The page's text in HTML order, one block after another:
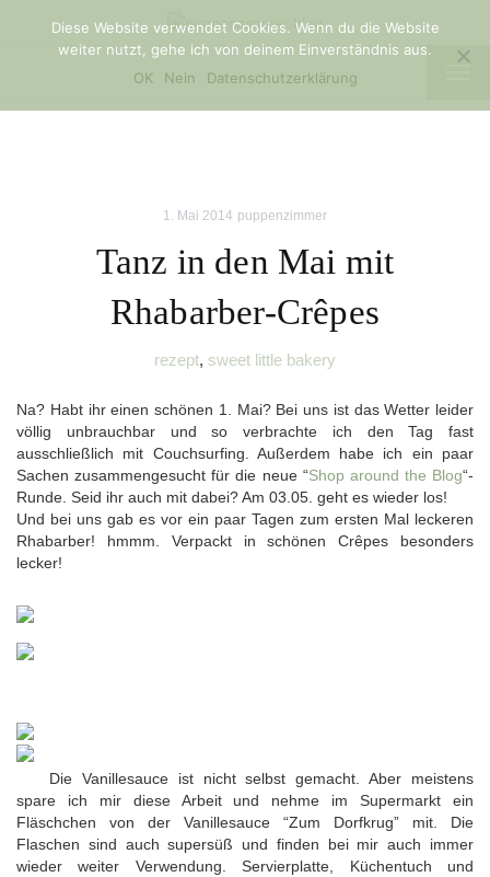
1. Mai 2014 puppenzimmer
Tanz in den Mai mit
Rhabarber-Crêpes
rezept, sweet little bakery
Na? Habt ihr einen schönen 1. Mai? Bei uns ist das Wetter leider
völlig unbrauchbar und so verbrachte ich den Tag fast
ausschließlich mit Couchsurfing. Außerdem habe ich ein paar
Sachen zusammengesucht für die neue “Shop around the Blog“-
Runde. Seid ihr auch mit dabei? Am 03.05. geht es wieder los!
Und bei uns gab es vor ein paar Tagen zum ersten Mal leckeren
Rhabarber! hmmm. Verpackt in schönen Crêpes besonders
lecker!
Die Vanillesauce ist nicht selbst gemacht. Aber meistens
spare ich mir diese Arbeit und nehme im Supermarkt ein
Fläschchen von der Vanillesauce “Zum Dorfkrug” mit. Die
Flaschen sind auch supersüß und finden bei mir auch immer
wieder weiter Verwendung. Servierplatte, Küchentuch und
Diese Website verwendet Cookies. Wenn du die Website
weiter nutzt, gehe ich von deinem Einverständnis aus.
OK
Nein Datenschutzerklärung